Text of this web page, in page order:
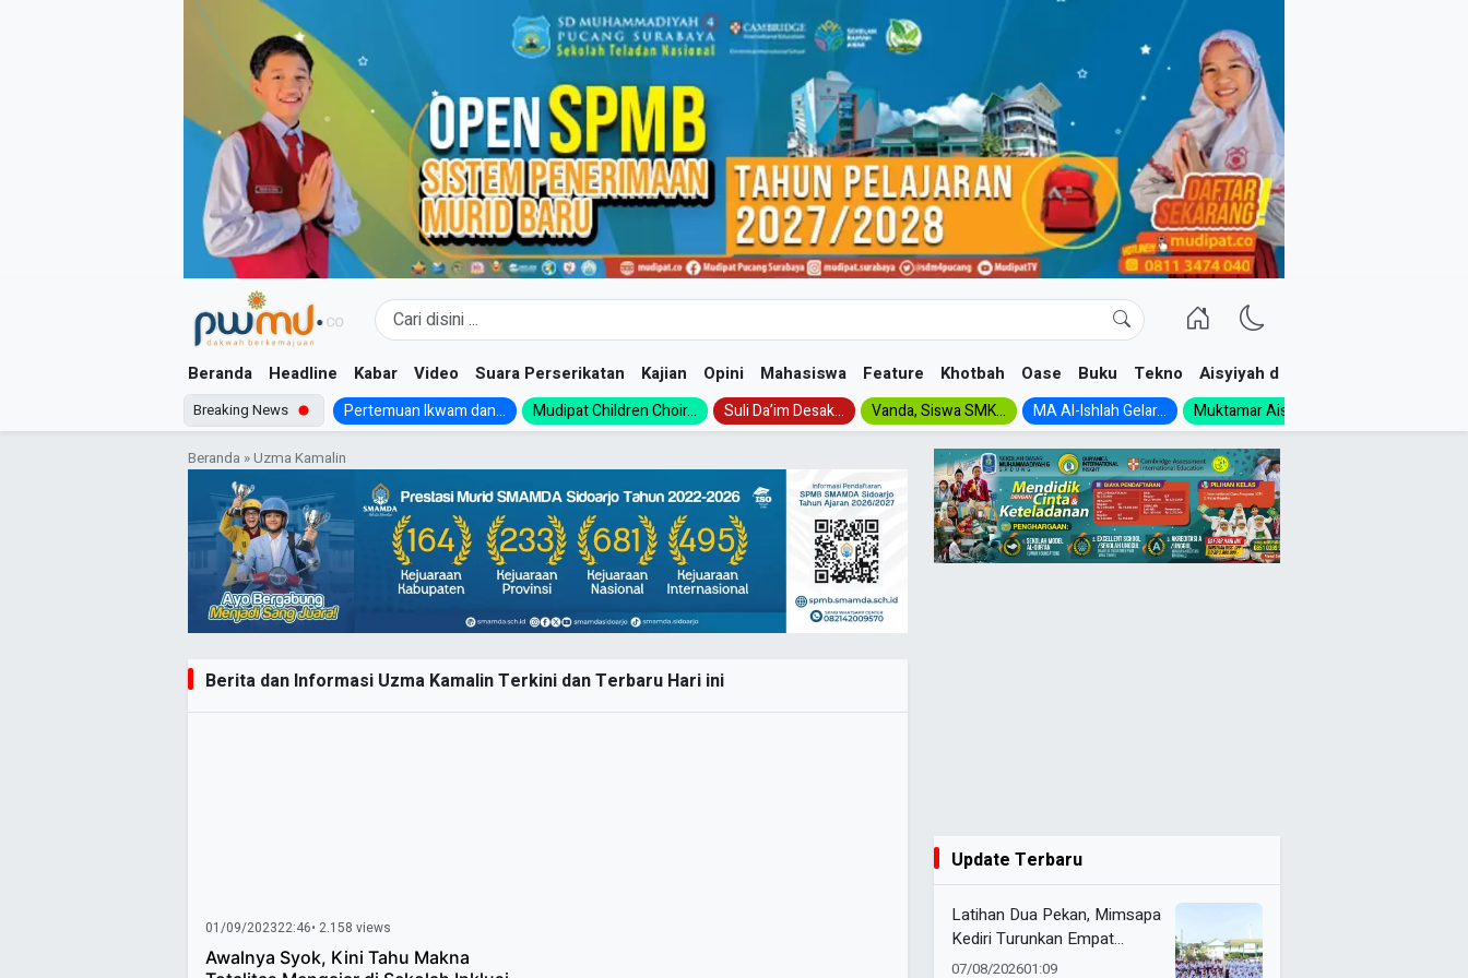
Beranda Headline Kabar Video Suara Perserikatan Kajian Opini Mahasiswa Feature Khotbah Oase Buku Tekno Aisyiyah dan NA
Breaking News Pertemuan Ikwam dan... Mudipat Children Choir... Suli Da’im Desak... Vanda, Siswa SMK... MA Al-Ishlah Gelar... Muktamar Aisyiyah 1926:...
Beranda »Uzma Kamalin
Berita dan Informasi Uzma Kamalin Terkini dan Terbaru Hari ini
01/09/202322:46• 2.158 views
Awalnya Syok, Kini Tahu Makna
Update Terbaru
Latihan Dua Pekan, Mimsapa
Kediri Turunkan Empat
Peleton pada LBB HUT Ke-
07/08/202601:09